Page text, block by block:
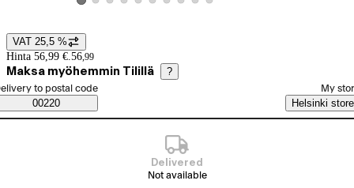
View product image 1
View product image 2
View product image 3
View product image 4
View product image 5
View product image 6
View product image 7
View product image 8
View product image 9
View product image 10
Price details
VAT 25,5 %
Hinta 56,99 €. 56,99
Maksa myöhemmin Tilillä ?
Saatavuustiedot
order method
to postal code
00220
My
Helsinki store
Delivered
Not available